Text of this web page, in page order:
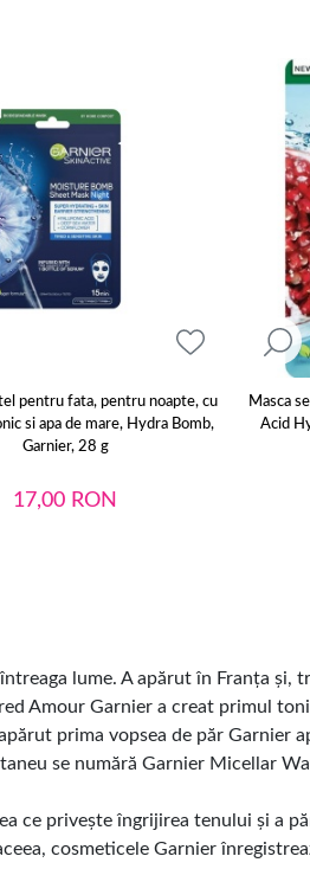
pentru fata, pentru noapte, cu
si apa de mare, Hydra Bomb,
Garnier, 28 g
17,00 RON
Masca
Acid
lume. A apărut în Franța și,
Amour Garnier a creat primul
prima vopsea de păr Garnier
se numără Garnier Micellar
ce privește îngrijirea tenului și a
cosmeticele Garnier